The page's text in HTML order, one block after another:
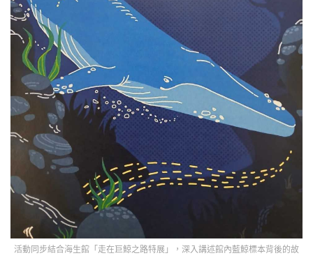
活動同步結合海生館「走在巨鯨之路特展」，深入講述館內藍鯨標本背後的故